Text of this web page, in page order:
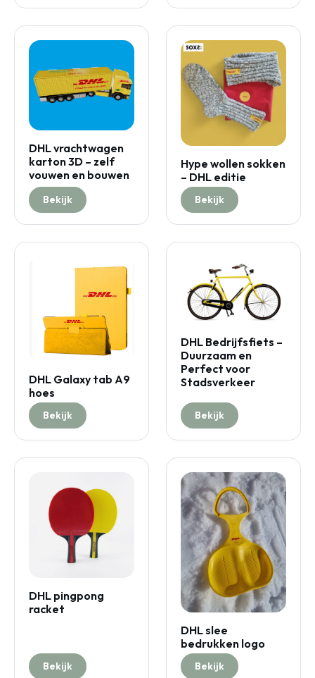
DHL vrachtwagen
karton 3D – zelf
vouwen en bouwen
Bekijk
Hype wollen sokken
– DHL editie
Bekijk
DHL Galaxy tab A9
hoes
Bekijk
DHL Bedrijfsfiets –
Duurzaam en
Perfect voor
Stadsverkeer
Bekijk
DHL pingpong
racket
Bekijk
DHL slee
bedrukken logo
Bekijk